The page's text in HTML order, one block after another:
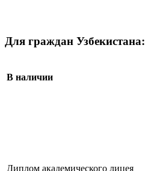
Для граждан Узбекистана:
В наличии
Диплом академического лицея